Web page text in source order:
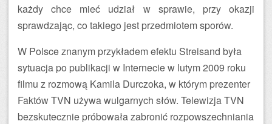
każdy chce mieć udział w sprawie, przy okazji
sprawdzając, co takiego jest przedmiotem sporów.
W Polsce znanym przykładem efektu Streisand była
sytuacja po publikacji w Internecie w lutym 2009 roku
filmu z rozmową Kamila Durczoka, w którym prezenter
Faktów TVN używa wulgarnych słów. Telewizja TVN
bezskutecznie próbowała zabronić rozpowszechniania